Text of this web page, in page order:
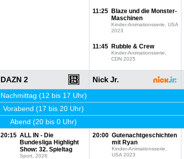
11:25 Blaze und die Monster-
Maschinen
Kinder-Animationsserie, USA
2023
11:45 Rubble & Crew
Kinder-Animationsserie,
CDN 2025
DAZN 2 Nick Jr.
Nachmittag (12 bis 17 Uhr)
Vorabend (17 bis 20 Uhr)
Abend (20 bis 0 Uhr)
20:15 ALL IN - Die
Bundesliga Highlight
Show: 32. Spieltag
Sport, 2026
20:00 Gutenachtgeschichten
mit Ryan
Kinder-Animationsserie,
USA 2023